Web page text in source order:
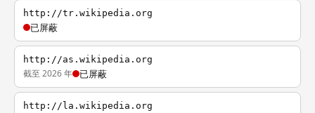
http://tr.wikipedia.org
已屏蔽
http://as.wikipedia.org
截至 2026 年 已屏蔽
http://la.wikipedia.org